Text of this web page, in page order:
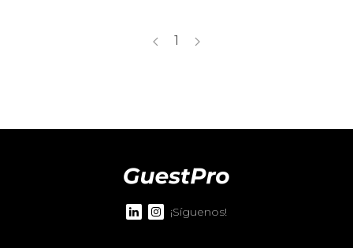
1
¡Síguenos!